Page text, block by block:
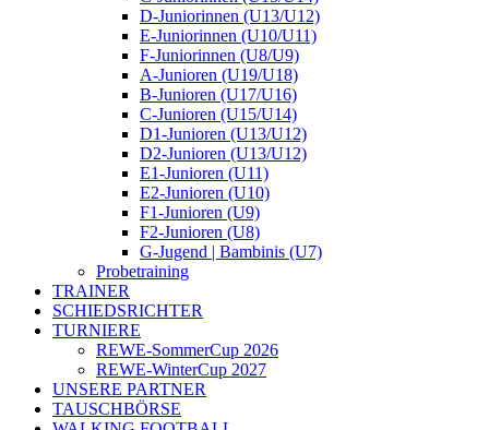
D-Juniorinnen (U13/U12)
E-Juniorinnen (U10/U11)
F-Juniorinnen (U8/U9)
A-Junioren (U19/U18)
B-Junioren (U17/U16)
C-Junioren (U15/U14)
D1-Junioren (U13/U12)
D2-Junioren (U13/U12)
E1-Junioren (U11)
E2-Junioren (U10)
F1-Junioren (U9)
F2-Junioren (U8)
G-Jugend | Bambinis (U7)
Probetraining
TRAINER
SCHIEDSRICHTER
TURNIERE
REWE-SommerCup 2026
REWE-WinterCup 2027
UNSERE PARTNER
TAUSCHBÖRSE